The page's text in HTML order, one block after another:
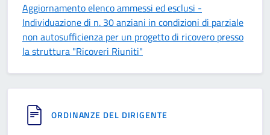
Aggiornamento elenco ammessi ed esclusi -
Individuazione di n. 30 anziani in condizioni di parziale
non autosufficienza per un progetto di ricovero presso
la struttura "Ricoveri Riuniti"
ORDINANZE DEL DIRIGENTE